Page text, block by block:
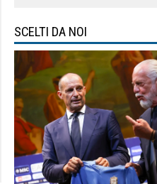
SCELTI DA NOI